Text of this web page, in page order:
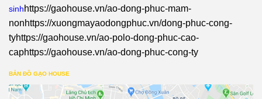
sinhhttps://gaohouse.vn/ao-dong-phuc-mam-
nonhttps://xuongmayaodongphuc.vn/dong-phuc-cong-
tyhttps://gaohouse.vn/ao-polo-dong-phuc-cao-
caphttps://gaohouse.vn/ao-dong-phuc-cong-ty
BẢN ĐỒ GẠO HOUSE